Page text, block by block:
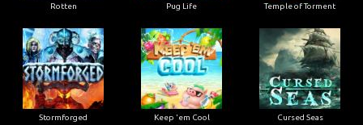
Rotten Pug Life Temple of Torment
Stormforged Keep 'em Cool Cursed Seas